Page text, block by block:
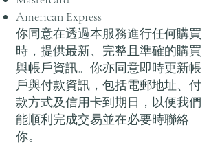
American Express
你同意在透過本服務進行任何購買
時，提供最新、完整且準確的購買
與帳戶資訊。你亦同意即時更新帳
戶與付款資訊，包括電郵地址、付
款方式及信用卡到期日，以便我們
能順利完成交易並在必要時聯絡
你。